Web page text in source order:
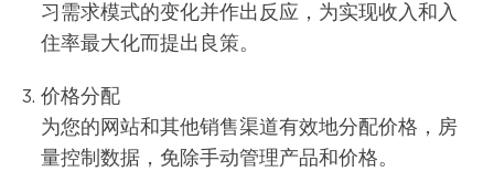
习需求模式的变化并作出反应，为实现收入和入
住率最大化而提出良策。
价格分配
为您的网站和其他销售渠道有效地分配价格，房
量控制数据，免除手动管理产品和价格。